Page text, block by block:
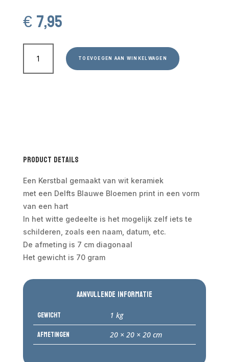
€7,95
Kerstbal
Delfts
Blauw
TOEVOEGEN AAN WINKELWAGEN
Product Details
Een Kerstbal gemaakt van wit keramiek
met een Delfts Blauwe Bloemen print in een vorm
van een hart
In het witte gedeelte is het mogelijk zelf iets te
schilderen, zoals een naam, datum, etc.
De afmeting is 7 cm diagonaal
Het gewicht is 70 gram
Aanvullende informatie
Gewicht 1 kg
Afmetingen 20 × 20 × 20 cm